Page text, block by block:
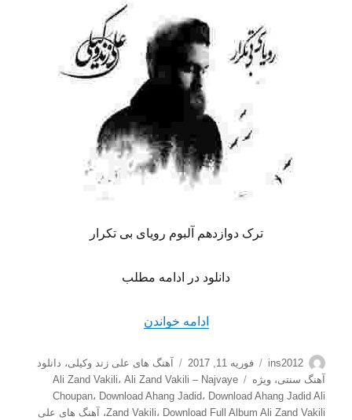
ترک دوازدهم آلبوم رویای بی تکرار
دانلود در ادامه مطلب
ادامه خواندن
نویسنده
ins2012
ارسال
شده
در
فوریه 11, 2017 دسته‌ها
آهنگ های علی زند وکیلی، دانلود
آهنگ سنتی،ویژه برچسب‌ها Ali Zand Vakili، Ali Zand Vakili – Najvaye
Choupan، Download Ahang Jadid، Download Ahang Jadid Ali
Zand Vakili، Download Full Album Ali Zand Vakili ،
آهنگ های علی